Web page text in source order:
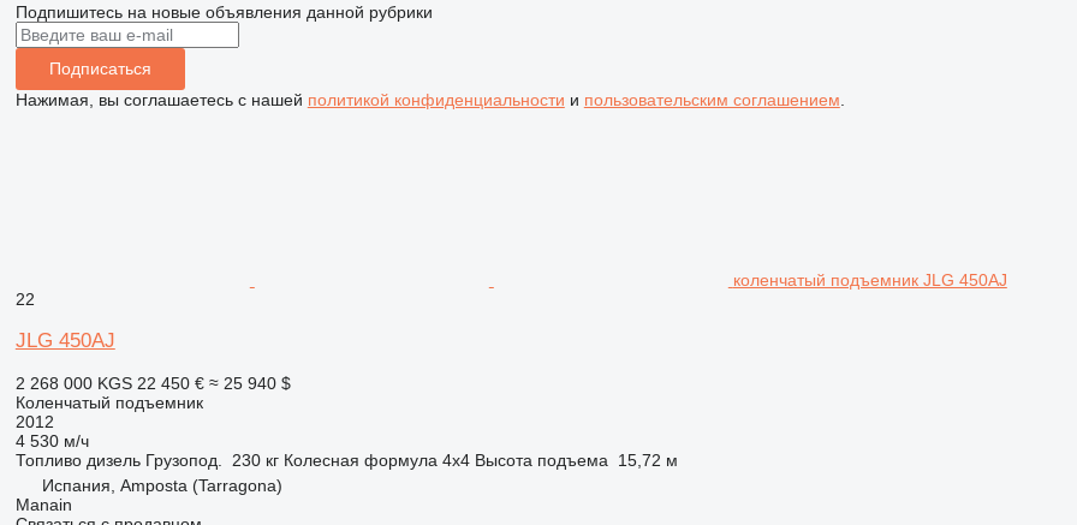
Подпишитесь на новые объявления данной рубрики
Подписаться
Нажимая, вы соглашаетесь с нашей политикой конфиденциальности и пользовательским соглашением
коленчатый подъемник JLG 450AJ
22
JLG 450AJ
2 268 000 KGS 22 450 € ≈ 25 940 $
Коленчатый подъемник
2012
4 530 м/ч
Топливо дизель Грузопод. 230 кг Колесная формула 4x4 Высота подъема
15,72 м
Испания, Amposta (Tarragona)
Manain